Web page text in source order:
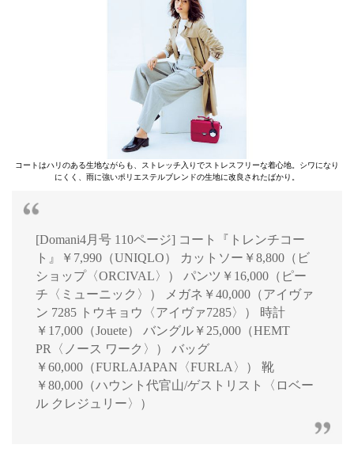
コートはハリのある生地ながらも、ストレッチ入りでストレスフリーな着心地。シワになり
にくく、雨に強いポリエステルブレンドの生地に改良されたばかり。
[Domani4月号 110ページ] コート『トレンチコー
ト』￥7,990（UNIQLO） カットソー￥8,800（ビ
ショップ〈ORCIVAL〉） パンツ￥16,000（ピー
チ〈ミューニック〉） メガネ￥40,000（アイヴァ
ン 7285 トウキョウ〈アイヴァ7285〉） 時計
￥17,000（Jouete） バングル￥25,000（HEMT
PR〈ノース ワーク〉） バッグ
￥60,000（FURLAJAPAN〈FURLA〉） 靴
￥80,000（ハウント代官山/ゲストリスト〈ロベー
ル クレジュリー〉）